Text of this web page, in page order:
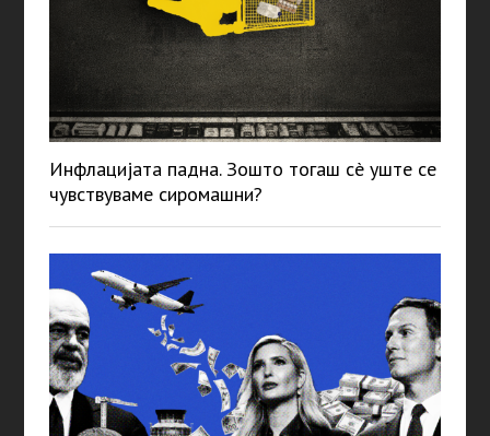
Инфлацијата падна. Зошто тогаш сè уште се
чувствуваме сиромашни?